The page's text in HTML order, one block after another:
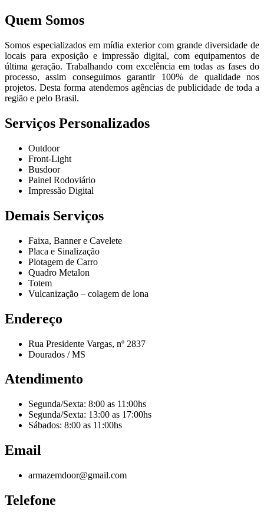
Quem Somos
Somos especializados em mídia exterior com grande diversidade de
locais para exposição e impressão digital, com equipamentos de
última geração. Trabalhando com excelência em todas as fases do
processo, assim conseguimos garantir 100% de qualidade nos
projetos. Desta forma atendemos agências de publicidade de toda a
região e pelo Brasil.
Serviços Personalizados
Outdoor
Front-Light
Busdoor
Painel Rodoviário
Impressão Digital
Demais Serviços
Faixa, Banner e Cavelete
Placa e Sinalização
Plotagem de Carro
Quadro Metalon
Totem
Vulcanização – colagem de lona
Endereço
Rua Presidente Vargas, nº 2837
Dourados / MS
Atendimento
Segunda/Sexta: 8:00 as 11:00hs
Segunda/Sexta: 13:00 as 17:00hs
Sábados: 8:00 as 11:00hs
Email
armazemdoor@gmail.com
Telefone